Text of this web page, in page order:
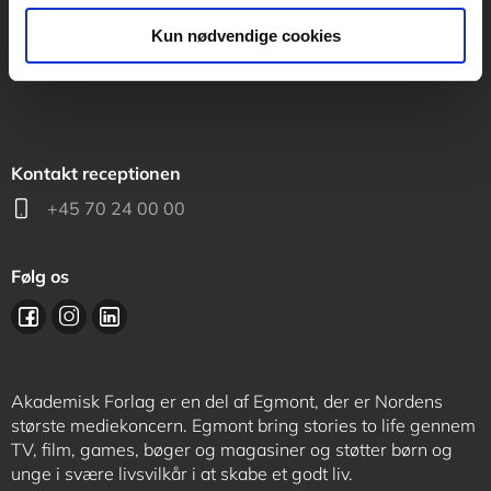
Kun nødvendige cookies
support@akademisk.dk
Kontakt receptionen
+45 70 24 00 00
Følg os
Akademisk Forlag er en del af Egmont, der er Nordens
største mediekoncern. Egmont bring stories to life gennem
TV, film, games, bøger og magasiner og støtter børn og
unge i svære livsvilkår i at skabe et godt liv.